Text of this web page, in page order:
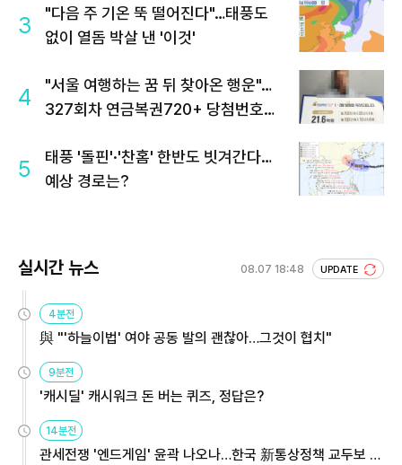
3
"다음 주 기온 뚝 떨어진다"…태풍도
없이 열돔 박살 낸 '이것'
4
"서울 여행하는 꿈 뒤 찾아온 행운"…
327회차 연금복권720+ 당첨번호조
5
태풍 '돌핀'·'찬홈' 한반도 빗겨간다…
예상 경로는?
실시간 뉴스 08.07 18:48 UPDATE
4분전
與 "'하늘이법' 여야 공동 발의 괜찮아…그것이 협치"
9분전
'캐시딜' 캐시워크 돈 버는 퀴즈, 정답은?
14분전
관세전쟁 '엔드게임' 윤곽 나오나…한국 新통상정책 교두보 활